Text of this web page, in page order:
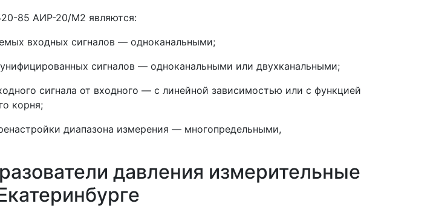
85 АИР-20/М2 являются:
входных сигналов — одноканальными;
сигналов — одноканальными или двухканальными;
сигнала от входного — с линейной зависимостью или с функцией
корня;
диапазона измерения — многопредельными,
давления измерительные